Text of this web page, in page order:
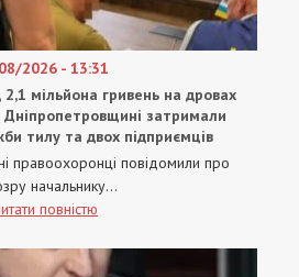
2026 - 13:31
мільйона гривень на дровах
Дніпропетровщині затримали
тилу та двох підприємців
правоохоронці повідомили про
начальнику...
повністю